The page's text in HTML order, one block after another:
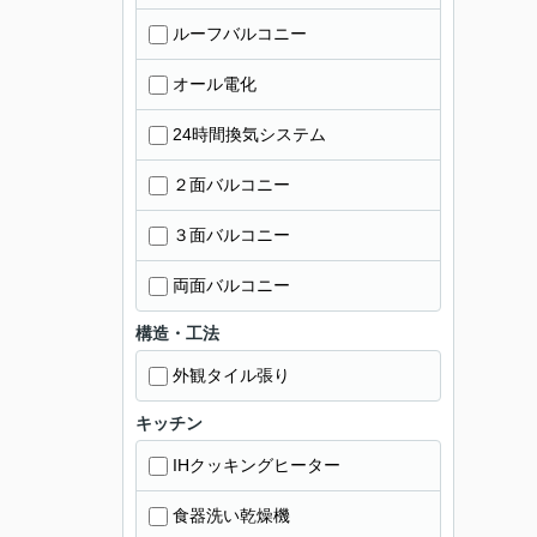
ルーフバルコニー
オール電化
24時間換気システム
２面バルコニー
３面バルコニー
両面バルコニー
構造・工法
外観タイル張り
キッチン
IHクッキングヒーター
食器洗い乾燥機